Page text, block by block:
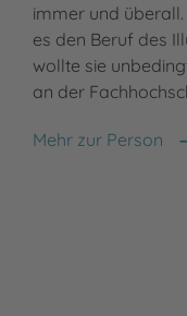
immer und
es den Beruf des
wollte sie
an der
Mehr zur Person
Stefanie Klaßen